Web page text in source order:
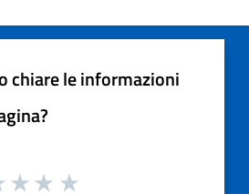
chiare le informazioni